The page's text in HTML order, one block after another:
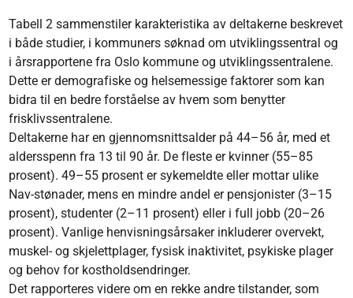
Tabell 2 sammenstiler karakteristika av deltakerne beskrevet
i både studier, i kommuners søknad om utviklingssentral og
i årsrapportene fra Oslo kommune og utviklingssentralene.
Dette er demografiske og helsemessige faktorer som kan
bidra til en bedre forståelse av hvem som benytter
frisklivssentralene.
Deltakerne har en gjennomsnittsalder på 44–56 år, med et
aldersspenn fra 13 til 90 år. De fleste er kvinner (55–85
prosent). 49–55 prosent er sykemeldte eller mottar ulike
Nav-stønader, mens en mindre andel er pensjonister (3–15
prosent), studenter (2–11 prosent) eller i full jobb (20–26
prosent). Vanlige henvisningsårsaker inkluderer overvekt,
muskel- og skjelettplager, fysisk inaktivitet, psykiske plager
og behov for kostholdsendringer.
Det rapporteres videre om en rekke andre tilstander, som